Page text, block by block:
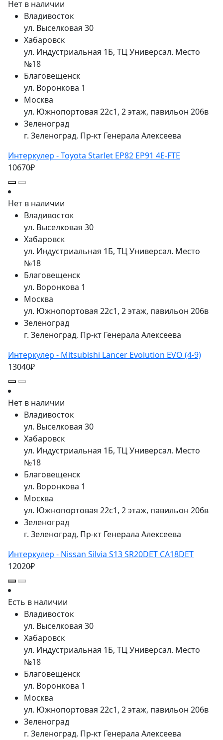
Нет в наличии
Владивосток
ул. Выселковая 30
Хабаровск
ул. Индустриальная 1Б, ТЦ Универсал. Место
№18
Благовещенск
ул. Воронкова 1
Москва
ул. Южнопортовая 22с1, 2 этаж, павильон 206в
Зеленоград
г. Зеленоград, Пр-кт Генерала Алексеева
Интеркулер - Toyota Starlet EP82 EP91 4E-FTE
10670₽
Нет в наличии
Владивосток
ул. Выселковая 30
Хабаровск
ул. Индустриальная 1Б, ТЦ Универсал. Место
№18
Благовещенск
ул. Воронкова 1
Москва
ул. Южнопортовая 22с1, 2 этаж, павильон 206в
Зеленоград
г. Зеленоград, Пр-кт Генерала Алексеева
Интеркулер - Mitsubishi Lancer Evolution EVO (4-9)
13040₽
Нет в наличии
Владивосток
ул. Выселковая 30
Хабаровск
ул. Индустриальная 1Б, ТЦ Универсал. Место
№18
Благовещенск
ул. Воронкова 1
Москва
ул. Южнопортовая 22с1, 2 этаж, павильон 206в
Зеленоград
г. Зеленоград, Пр-кт Генерала Алексеева
Интеркулер - Nissan Silvia S13 SR20DET CA18DET
12020₽
Есть в наличии
Владивосток
ул. Выселковая 30
Хабаровск
ул. Индустриальная 1Б, ТЦ Универсал. Место
№18
Благовещенск
ул. Воронкова 1
Москва
ул. Южнопортовая 22с1, 2 этаж, павильон 206в
Зеленоград
г. Зеленоград, Пр-кт Генерала Алексеева